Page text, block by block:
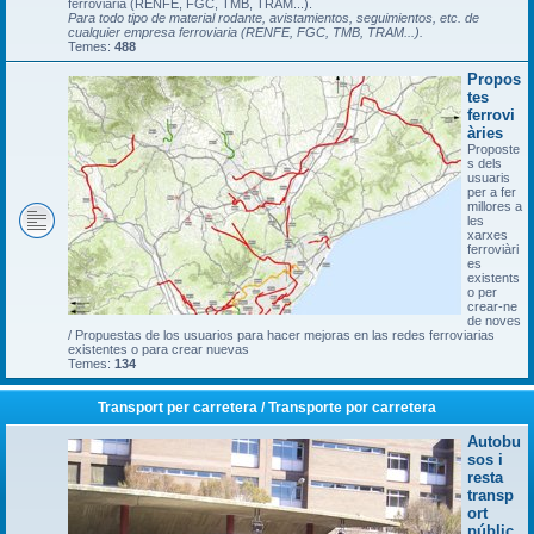
ferroviària (RENFE, FGC, TMB, TRAM...).
Para todo tipo de material rodante, avistamientos, seguimientos, etc. de
cualquier empresa ferroviaria (RENFE, FGC, TMB, TRAM...).
Temes: 488
Propos
tes
ferrovi
àries
Proposte
s dels
usuaris
per a fer
millores a
les
xarxes
ferroviàri
es
existents
o per
crear-ne
de noves
/ Propuestas de los usuarios para hacer mejoras en las redes ferroviarias
existentes o para crear nuevas
Temes: 134
Transport per carretera / Transporte por carretera
Autobu
sos i
resta
transp
ort